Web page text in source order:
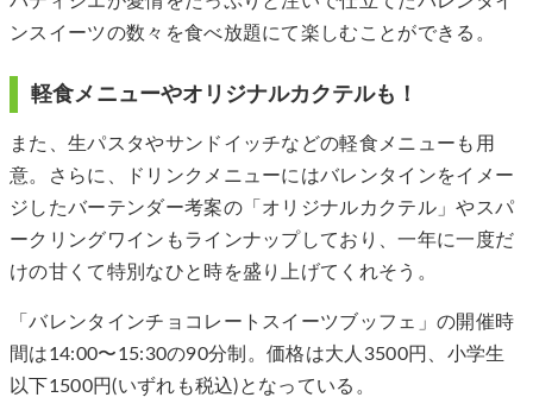
ンスイーツの数々を食べ放題にて楽しむことができる。
軽食メニューやオリジナルカクテルも！
また、生パスタやサンドイッチなどの軽食メニューも用
意。さらに、ドリンクメニューにはバレンタインをイメー
ジしたバーテンダー考案の「オリジナルカクテル」やスパ
ークリングワインもラインナップしており、一年に一度だ
けの甘くて特別なひと時を盛り上げてくれそう。
「バレンタインチョコレートスイーツブッフェ」の開催時
間は14:00〜15:30の90分制。価格は大人3500円、小学生
以下1500円(いずれも税込)となっている。